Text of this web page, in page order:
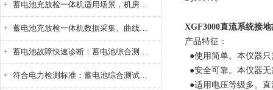
蓄电池充放检一体机适用场景，机房基站变电站铅酸蓄电池维护检测应用
蓄电池充放检一体机数据采集、曲线分析与电池健康状态智能评估功能详解
蓄电池故障快速诊断：蓄电池综合测试仪判断落后电池的方法与标准
符合电力检测标准：蓄电池综合测试仪测试规范与精度校准方法详解
XGF3000直流系统接
产品特征：
●使用简单。本仪器
●安全可靠。本仪器
●适用电压等级多。